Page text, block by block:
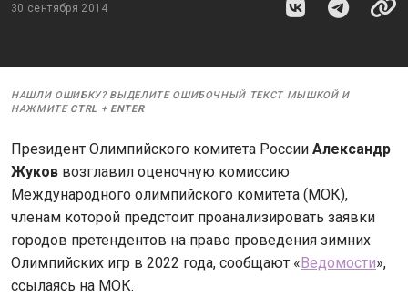
30 сентября 2014
НАШЛИ ОШИБКУ? ВЫДЕЛИТЕ ОШИБОЧНЫЙ ТЕКСТ МЫШКОЙ И
НАЖМИТЕ CTRL + ENTER
Президент Олимпийского комитета России Александр
Жуков возглавил оценочную комиссию
Международного олимпийского комитета (МОК),
членам которой предстоит проанализировать заявки
городов претендентов на право проведения зимних
Олимпийских игр в 2022 года, сообщают «Ведомости»,
ссылаясь на МОК.